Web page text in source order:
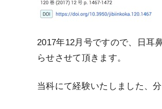
2017年12月号ですので、日耳
らせさせて頂きます。
当科にて経験いたしました、